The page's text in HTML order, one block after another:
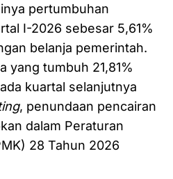
pertumbuhan
I-2026 sebesar 5,61%
belanja pemerintah.
yang tumbuh 21,81%
kuartal selanjutnya
, penundaan pencairan
dalam Peraturan
28 Tahun 2026